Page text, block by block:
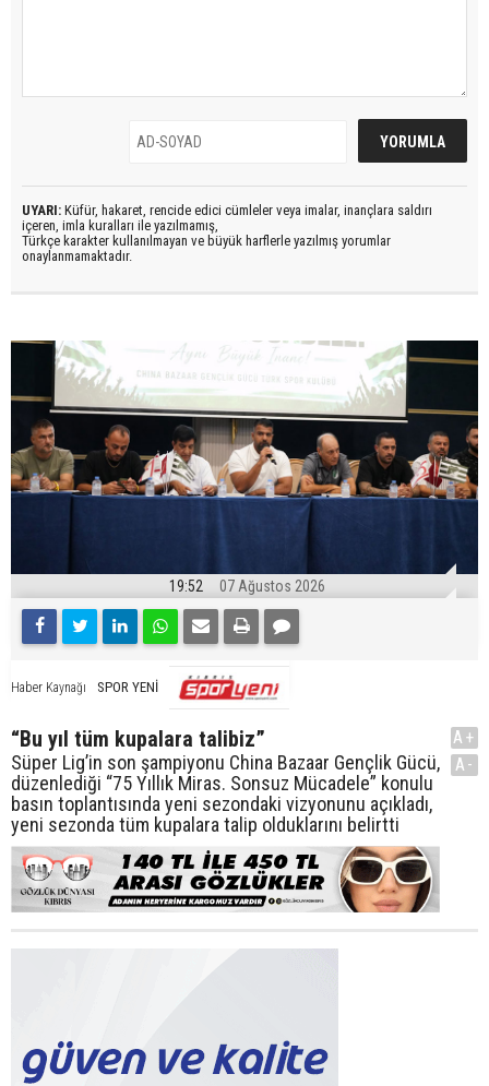
UYARI: Küfür, hakaret, rencide edici cümleler veya imalar, inançlara saldırı
içeren, imla kuralları ile yazılmamış,
Türkçe karakter kullanılmayan ve büyük harflerle yazılmış yorumlar
onaylanmamaktadır.
19:52 07 Ağustos 2026
Haber Kaynağı SPOR YENİ
“Bu yıl tüm kupalara talibiz”
Süper Lig’in son şampiyonu China Bazaar Gençlik Gücü,
düzenlediği “75 Yıllık Miras. Sonsuz Mücadele” konulu
basın toplantısında yeni sezondaki vizyonunu açıkladı,
yeni sezonda tüm kupalara talip olduklarını belirtti
A+
A-